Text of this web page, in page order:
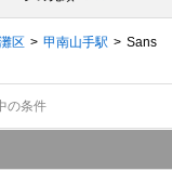
区 甲南山手駅
Sans
の条件